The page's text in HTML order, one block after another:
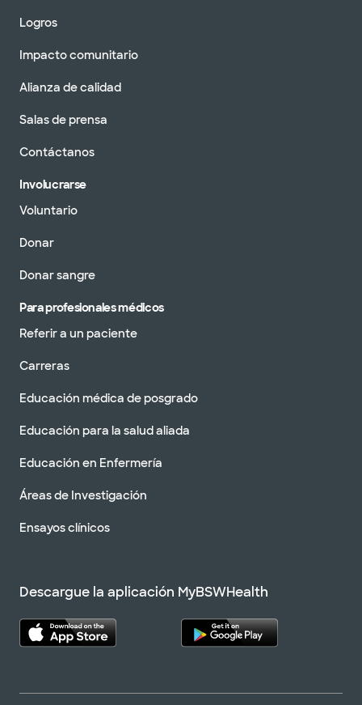
Logros
Impacto comunitario
Alianza de calidad
Salas de prensa
Contáctanos
Involucrarse
Voluntario
Donar
Donar sangre
Para profesionales médicos
Referir a un paciente
Carreras
Educación médica de posgrado
Educación para la salud aliada
Educación en Enfermería
Áreas de Investigación
Ensayos clínicos
Descargue la aplicación MyBSWHealth